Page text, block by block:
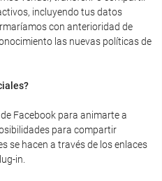
incluyendo tus datos
con anterioridad de
las nuevas políticas de
Facebook para animarte a
para compartir
se hacen a través de los enlaces
in.